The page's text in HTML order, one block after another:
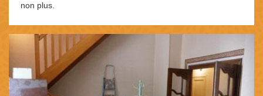
non plus.